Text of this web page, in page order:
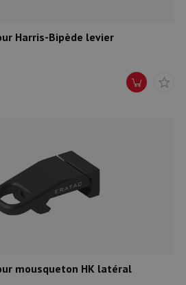
Harris-Bipède levier
mousqueton HK latéral